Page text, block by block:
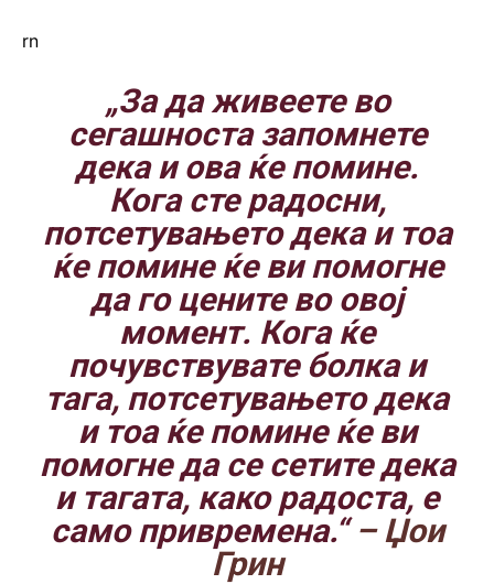
rn
„За да живеете во
сегашноста запомнете
дека и ова ќе помине.
Кога сте радосни,
потсетувањето дека и тоа
ќе помине ќе ви помогне
да го цените во овој
момент. Кога ќе
почувствувате болка и
тага, потсетувањето дека
и тоа ќе помине ќе ви
помогне да се сетите дека
и тагата, како радоста, е
само привремена.“– Џои
Грин